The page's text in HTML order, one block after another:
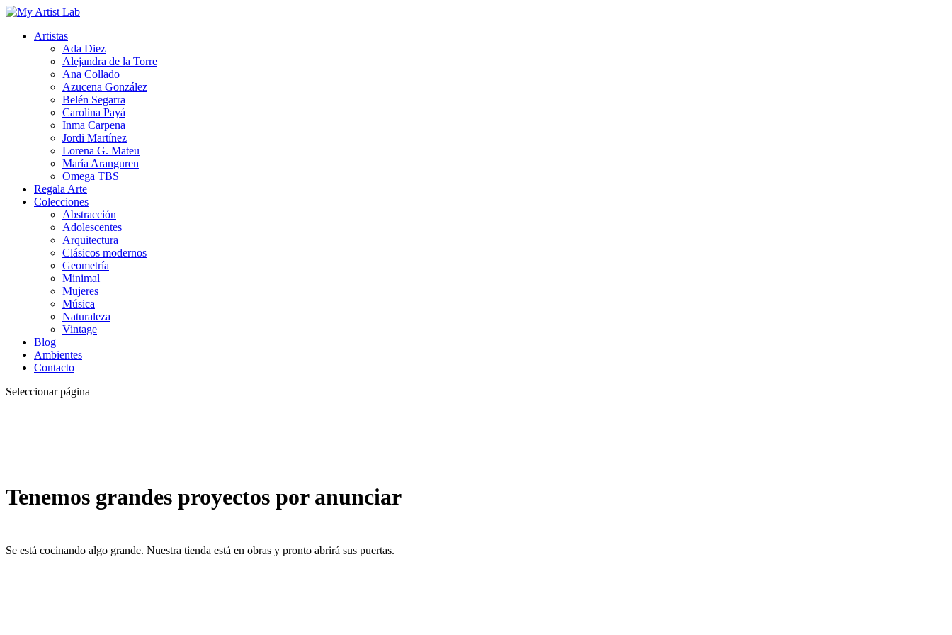
Artistas
Ada Diez
Alejandra de la Torre
Ana Collado
Azucena González
Belén Segarra
Carolina Payá
Inma Carpena
Jordi Martínez
Lorena G. Mateu
María Aranguren
Omega TBS
Regala Arte
Colecciones
Abstracción
Adolescentes
Arquitectura
Clásicos modernos
Geometría
Minimal
Mujeres
Música
Naturaleza
Vintage
Blog
Ambientes
Contacto
Seleccionar página
Tenemos grandes proyectos por anunciar
Se está cocinando algo grande. Nuestra tienda está en obras y pronto abrirá sus puertas.